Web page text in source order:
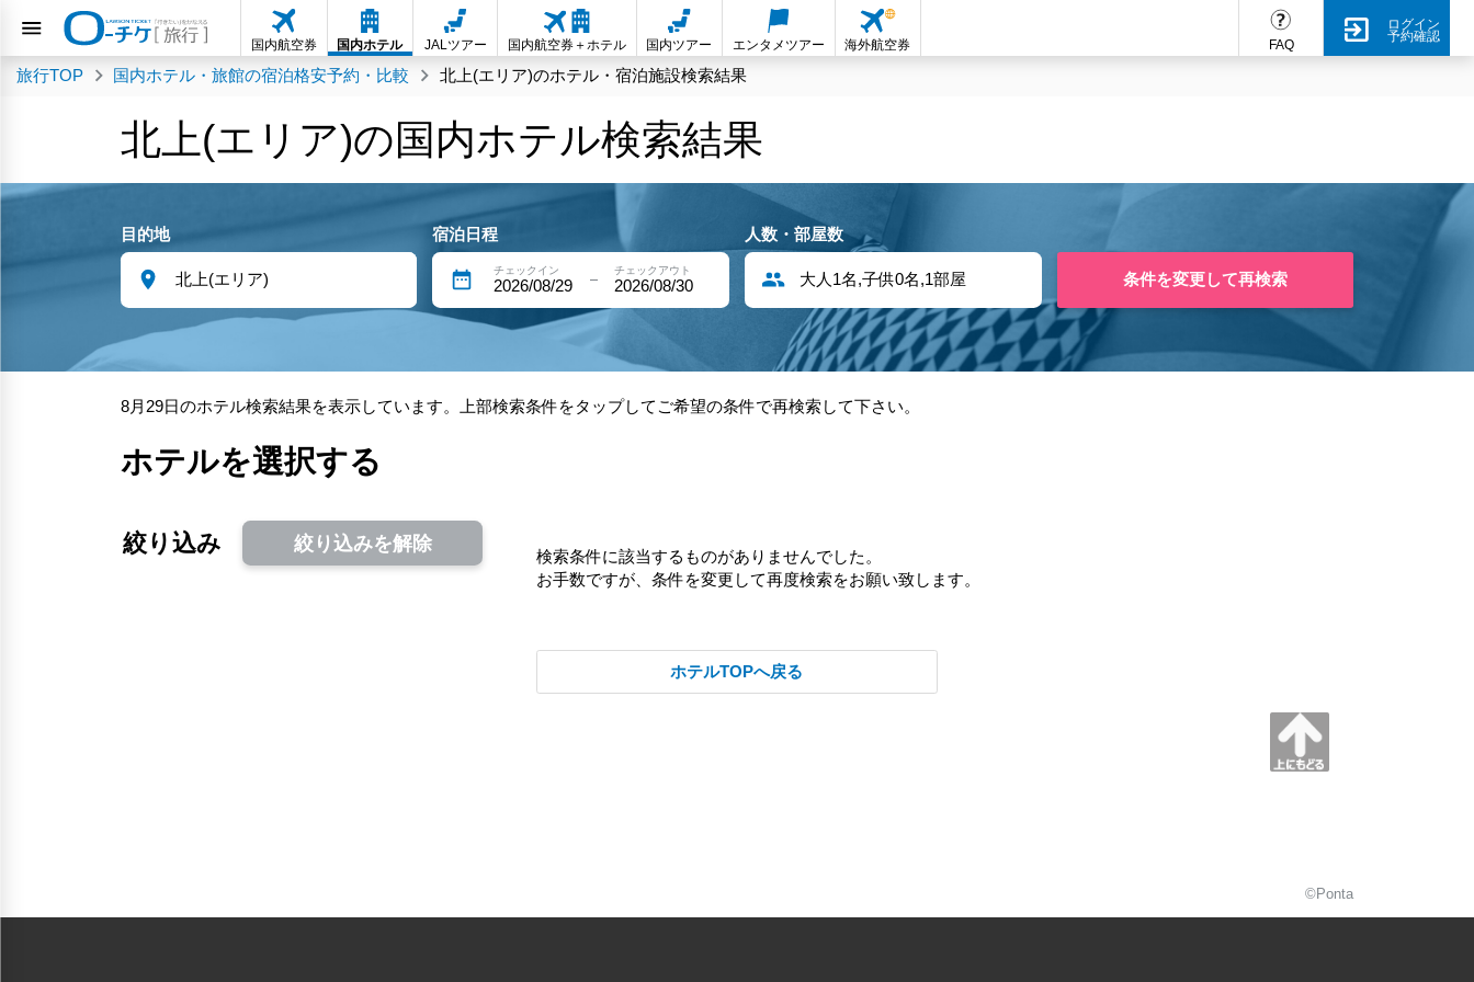
FAQ
ログイン
予約確認
国内航空券 国内ホテル JALツアー 国内航空券＋ホテル 国内ツアー エンタメツアー 海外航空券
旅行TOP 国内ホテル・旅館の宿泊格安予約・比較 北上(エリア)のホテル・宿泊施設検索結果
北上(エリア)の国内ホテル検索結果
目的地 宿泊日程
チェックイン
2026/08/29
チェックアウト
2026/08/30
人数・部屋数
大人1名,子供0名,1部屋 条件を変更して再検索
8月29日のホテル検索結果を表示しています。上部検索条件をタップしてご希望の条件で再検索して下さい。
ホテルを選択する
絞り込み 絞り込みを解除
検索条件に該当するものがありませんでした。
お手数ですが、条件を変更して再度検索をお願い致します。
ホテルTOPへ戻る
©Ponta